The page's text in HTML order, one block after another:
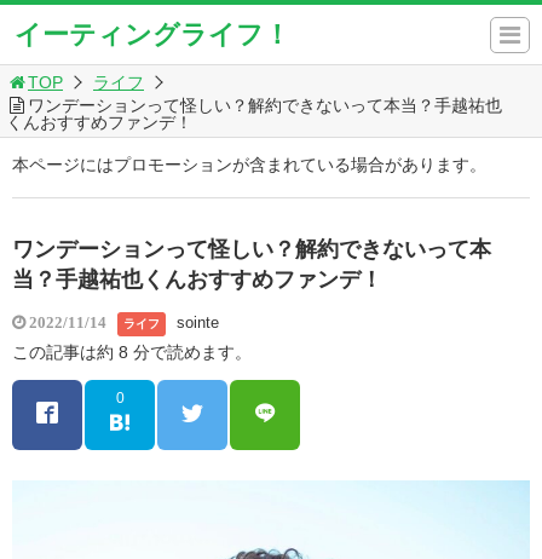
イーティングライフ！
TOP
ライフ
ワンデーションって怪しい？解約できないって本当？手越祐也
くんおすすめファンデ！
本ページにはプロモーションが含まれている場合があります。
ワンデーションって怪しい？解約できないって本
当？手越祐也くんおすすめファンデ！
2022/11/14 ライフ sointe
この記事は約 8 分で読めます。
0